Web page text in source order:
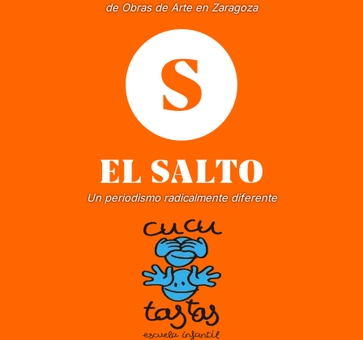
de Obras de Arte en Zaragoza
Un periodismo radicalmente diferente